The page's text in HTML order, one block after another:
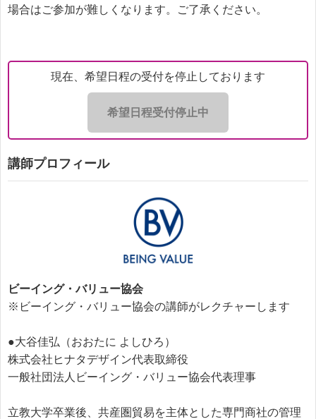
場合はご参加が難しくなります。ご了承ください。
現在、希望日程の受付を停止しております
希望日程受付停止中
講師プロフィール
ビーイング・バリュー協会
※ビーイング・バリュー協会の講師がレクチャーします
●大谷佳弘（おおたに よしひろ）
株式会社ヒナタデザイン代表取締役
一般社団法人ビーイング・バリュー協会代表理事
立教大学卒業後、共産圏貿易を主体とした専門商社の管理